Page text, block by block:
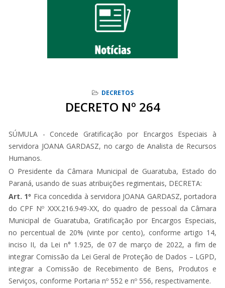
DECRETOS
DECRETO Nº 264
SÚMULA - Concede Gratificação por Encargos Especiais à
servidora JOANA GARDASZ, no cargo de Analista de Recursos
Humanos.
O Presidente da Câmara Municipal de Guaratuba, Estado do
Paraná, usando de suas atribuições regimentais, DECRETA:
Art. 1º Fica concedida à servidora JOANA GARDASZ, portadora
do CPF Nº XXX.216.949-XX, do quadro de pessoal da Câmara
Municipal de Guaratuba, Gratificação por Encargos Especiais,
no percentual de 20% (vinte por cento), conforme artigo 14,
inciso II, da Lei n° 1.925, de 07 de março de 2022, a fim de
integrar Comissão da Lei Geral de Proteção de Dados – LGPD,
integrar a Comissão de Recebimento de Bens, Produtos e
Serviços, conforme Portaria nº 552 e nº 556, respectivamente.